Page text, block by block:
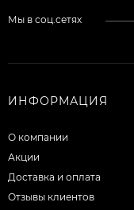
Мы в соц.сетях
ИНФОРМАЦИЯ
О компании
Акции
Доставка и оплата
Отзывы клиентов